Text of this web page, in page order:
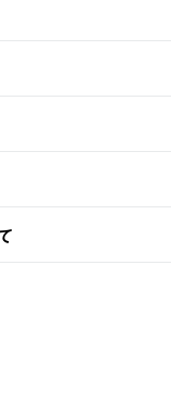
発送いたします。
別途スケジュールをご